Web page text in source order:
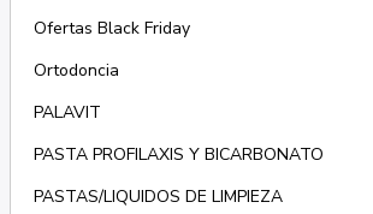
Ofertas Black Friday
Ortodoncia
PALAVIT
PASTA PROFILAXIS Y BICARBONATO
PASTAS/LIQUIDOS DE LIMPIEZA